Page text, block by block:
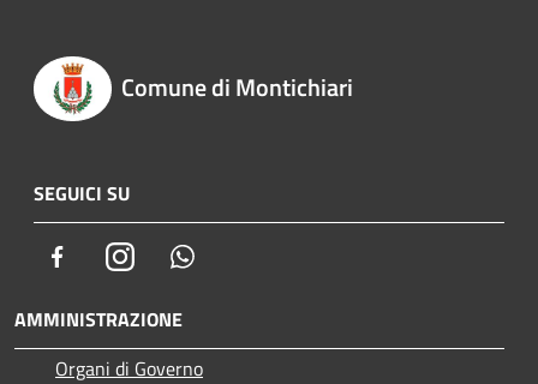
Comune di Montichiari
SEGUICI SU
FacebookInstagram
AMMINISTRAZIONE
Organi di Governo